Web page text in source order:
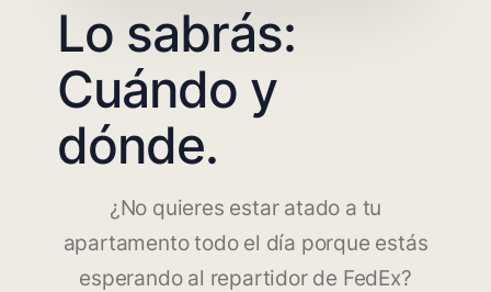
Lo sabrás:
Cuándo y
dónde.
¿No quieres estar atado a tu
apartamento todo el día porque estás
esperando al repartidor de FedEx?